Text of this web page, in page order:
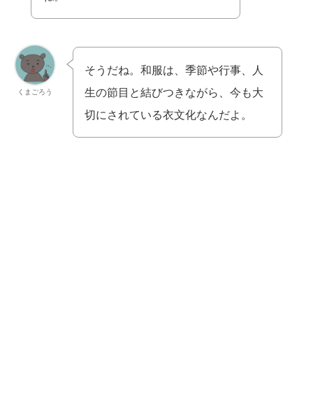
くまごろう
そうだね。和服は、季節や行事、人
生の節目と結びつきながら、今も大
切にされている衣文化なんだよ。